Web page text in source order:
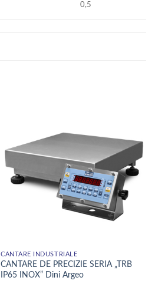
0,5
CÂNTARE INDUSTRIALE
CANTARE DE PRECIZIE SERIA „TRB
IP65 INOX” Dini Argeo